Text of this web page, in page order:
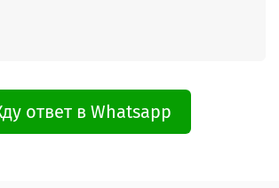
ответ в Whatsapp